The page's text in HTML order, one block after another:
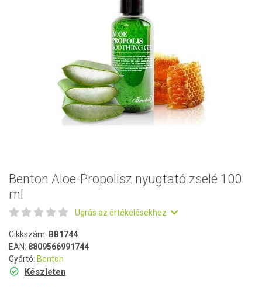
Benton Aloe-Propolisz nyugtató zselé 100
ml
Ugrás az értékelésekhez
Cikkszám: BB1744
EAN: 8809566991744
Gyártó: Benton
Készleten